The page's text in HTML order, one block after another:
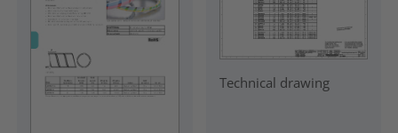
Technical drawing